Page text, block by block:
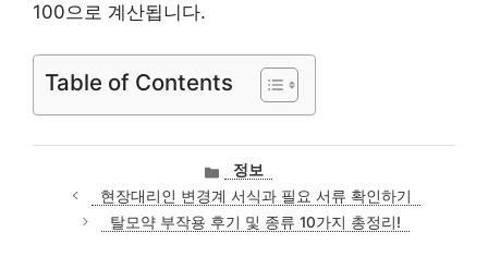
100으로 계산됩니다.
Table of Contents
카
테
고
리
정보
현장대리인 변경계 서식과 필요 서류 확인하기
탈모약 부작용 후기 및 종류 10가지 총정리!